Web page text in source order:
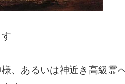
、あるいは神近き高級霊